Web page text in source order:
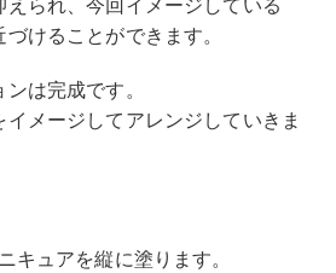
えられ、今回イメージしている
けることができます。
は完成です。
メージしてアレンジしていきま
キュアを縦に塗ります。